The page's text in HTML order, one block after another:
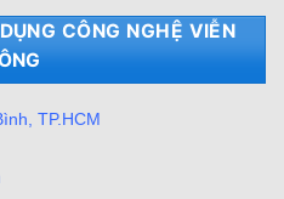
CÔNG NGHỆ VIỄN
TP.HCM